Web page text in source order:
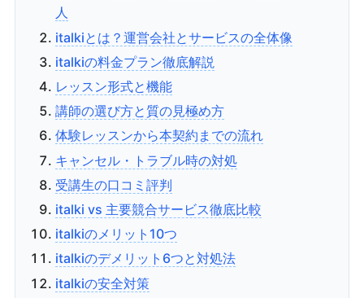
人
italkiとは？運営会社とサービスの全体像
italkiの料金プラン徹底解説
レッスン形式と機能
講師の選び方と質の見極め方
体験レッスンから本契約までの流れ
キャンセル・トラブル時の対処
受講生の口コミ評判
italki vs 主要競合サービス徹底比較
italkiのメリット10つ
italkiのデメリット6つと対処法
italkiの安全対策